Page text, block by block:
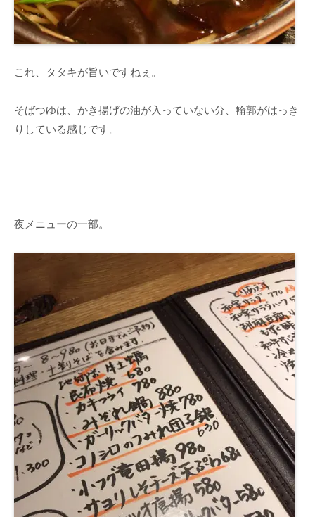
これ、タタキが旨いですねぇ。
そばつゆは、かき揚げの油が入っていない分、輪郭がはっき
りしている感じです。
夜メニューの一部。